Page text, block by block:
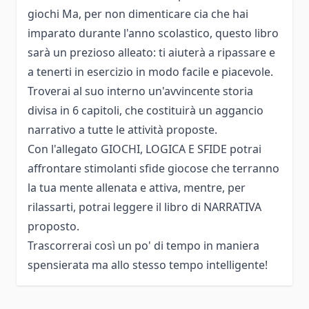
giochi Ma, per non dimenticare cia che hai
imparato durante l'anno scolastico, questo libro
sarà un prezioso alleato: ti aiuterà a ripassare e
a tenerti in esercizio in modo facile e piacevole.
Troverai al suo interno un'avvincente storia
divisa in 6 capitoli, che costituirà un aggancio
narrativo a tutte le attività proposte.
Con l'allegato GIOCHI, LOGICA E SFIDE potrai
affrontare stimolanti sfide giocose che terranno
la tua mente allenata e attiva, mentre, per
rilassarti, potrai leggere il libro di NARRATIVA
proposto.
Trascorrerai così un po' di tempo in maniera
spensierata ma allo stesso tempo intelligente!